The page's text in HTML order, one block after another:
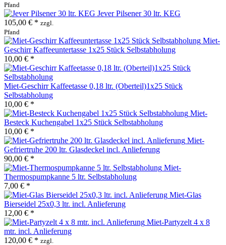
Pfand
Jever Pilsener 30 ltr. KEG
105,00 € * zzgl.
Pfand
Miet-
Geschirr Kaffeeuntertasse 1x25 Stück Selbstabholung
10,00 € *
Miet-Geschirr Kaffeetasse 0,18 ltr. (Oberteil)1x25 Stück
Selbstabholung
10,00 € *
Miet-
Besteck Kuchengabel 1x25 Stück Selbstabholung
10,00 € *
Miet-
Gefriertruhe 200 ltr. Glasdeckel incl. Anlieferung
90,00 € *
Miet-
Thermospumpkanne 5 ltr. Selbstabholung
7,00 € *
Miet-Glas
Bierseidel 25x0,3 ltr. incl. Anlieferung
12,00 € *
Miet-Partyzelt 4 x 8
mtr. incl. Anlieferung
120,00 € * zzgl.